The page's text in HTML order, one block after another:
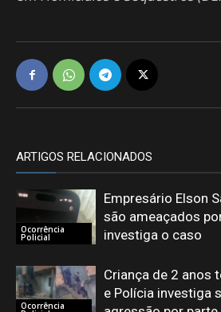
ARTIGOS RELACIONADOS
Ocorrência
Policial
Empresário Elson
são ameaçados
investiga o caso
Ocorrência
Criança de 2 anos
e Polícia investiga